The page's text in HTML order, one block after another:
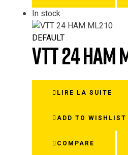
In stock
DEFAULT
VTT 24 HAM
LIRE LA SUITE
ADD TO WISHLIST
COMPARE